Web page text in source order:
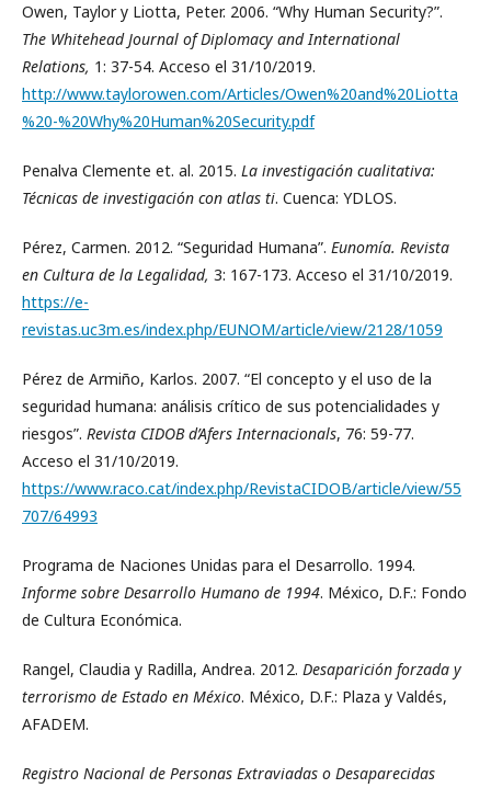
Owen, Taylor y Liotta, Peter. 2006. “Why Human Security?”.
The Whitehead Journal of Diplomacy and International
Relations, 1: 37-54. Acceso el 31/10/2019.
http://www.taylorowen.com/Articles/Owen%20and%20Liotta
%20-%20Why%20Human%20Security.pdf
Penalva Clemente et. al. 2015. La investigación cualitativa:
Técnicas de investigación con atlas ti. Cuenca: YDLOS.
Pérez, Carmen. 2012. “Seguridad Humana”. Eunomía. Revista
en Cultura de la Legalidad, 3: 167-173. Acceso el 31/10/2019.
https://e-
revistas.uc3m.es/index.php/EUNOM/article/view/2128/1059
Pérez de Armiño, Karlos. 2007. “El concepto y el uso de la
seguridad humana: análisis crítico de sus potencialidades y
riesgos”. Revista CIDOB d’Afers Internacionals, 76: 59-77.
Acceso el 31/10/2019.
https://www.raco.cat/index.php/RevistaCIDOB/article/view/55
707/64993
Programa de Naciones Unidas para el Desarrollo. 1994.
Informe sobre Desarrollo Humano de 1994. México, D.F.: Fondo
de Cultura Económica.
Rangel, Claudia y Radilla, Andrea. 2012. Desaparición forzada y
terrorismo de Estado en México. México, D.F.: Plaza y Valdés,
AFADEM.
Registro Nacional de Personas Extraviadas o Desaparecidas